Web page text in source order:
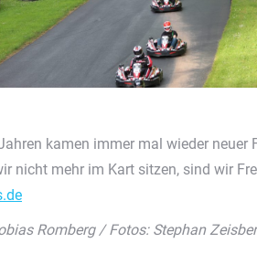
kamen immer mal wieder neuer
nicht mehr im Kart sitzen, sind wir
Romberg / Fotos: Stephan